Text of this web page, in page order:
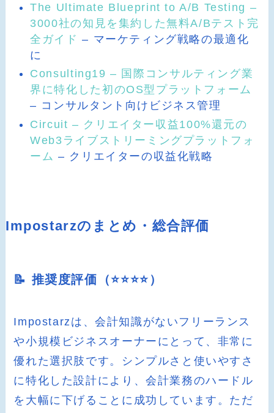
The Ultimate Blueprint to A/B Testing –
3000社の知見を集約した無料A/Bテスト完
全ガイド – マーケティング戦略の最適化
に
Consulting19 – 国際コンサルティング業
界に特化した初のOS型プラットフォーム
– コンサルタント向けビジネス管理
Circuit – クリエイター収益100%還元の
Web3ライブストリーミングプラットフォ
ーム – クリエイターの収益化戦略
Impostarzのまとめ・総合評価
📝 推奨度評価（⭐️⭐️⭐️⭐️）
Impostarzは、会計知識がないフリーランス
や小規模ビジネスオーナーにとって、非常に
優れた選択肢です。シンプルさと使いやすさ
に特化した設計により、会計業務のハードル
を大幅に下げることに成功しています。ただ